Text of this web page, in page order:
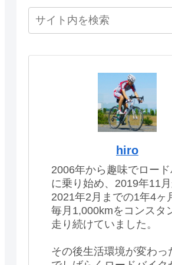
hiro
2006年から趣味でロード
に乗り始め、2019年11
2021年2月までの1年4ヶ
毎月1,000kmをコンスタ
走り続けていました。
その後生活環境が変わっ